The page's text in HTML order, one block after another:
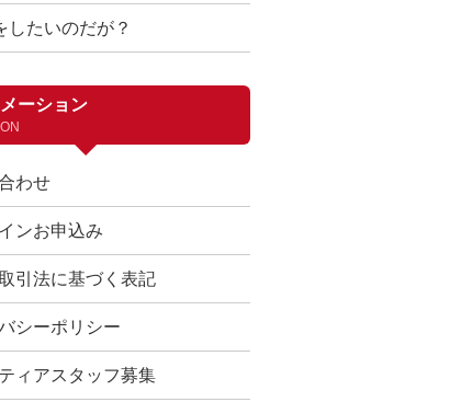
したいのだが？
ーション
わせ
ンお申込み
引法に基づく表記
シーポリシー
ィアスタッフ募集